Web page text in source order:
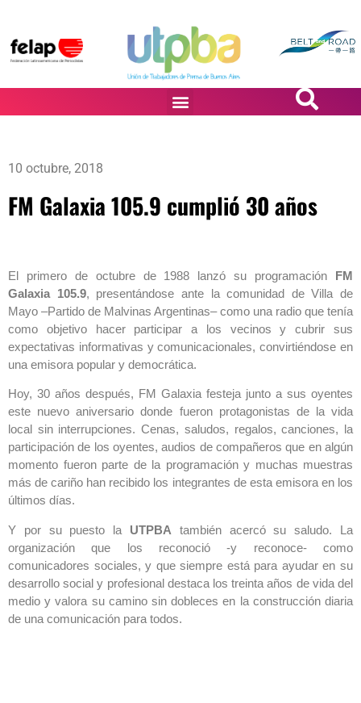
10 octubre, 2018
FM Galaxia 105.9 cumplió 30 años
El primero de octubre de 1988 lanzó su programación FM
Galaxia 105.9, presentándose ante la comunidad de Villa de
Mayo –Partido de Malvinas Argentinas– como una radio que tenía
como objetivo hacer participar a los vecinos y cubrir sus
expectativas informativas y comunicacionales, convirtiéndose en
una emisora popular y democrática.
Hoy, 30 años después, FM Galaxia festeja junto a sus oyentes
este nuevo aniversario donde fueron protagonistas de la vida
local sin interrupciones. Cenas, saludos, regalos, canciones, la
participación de los oyentes, audios de compañeros que en algún
momento fueron parte de la programación y muchas muestras
más de cariño han recibido los integrantes de esta emisora en los
últimos días.
Y por su puesto la UTPBA también acercó su saludo. La
organización que los reconoció -y reconoce- como
comunicadores sociales, y que siempre está para ayudar en su
desarrollo social y profesional destaca los treinta años de vida del
medio y valora su camino sin dobleces en la construcción diaria
de una comunicación para todos.